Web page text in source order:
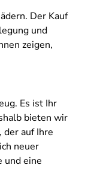
Der Kauf
und
zeigen,
Es ist Ihr
bieten wir
der auf Ihre
neuer
und eine